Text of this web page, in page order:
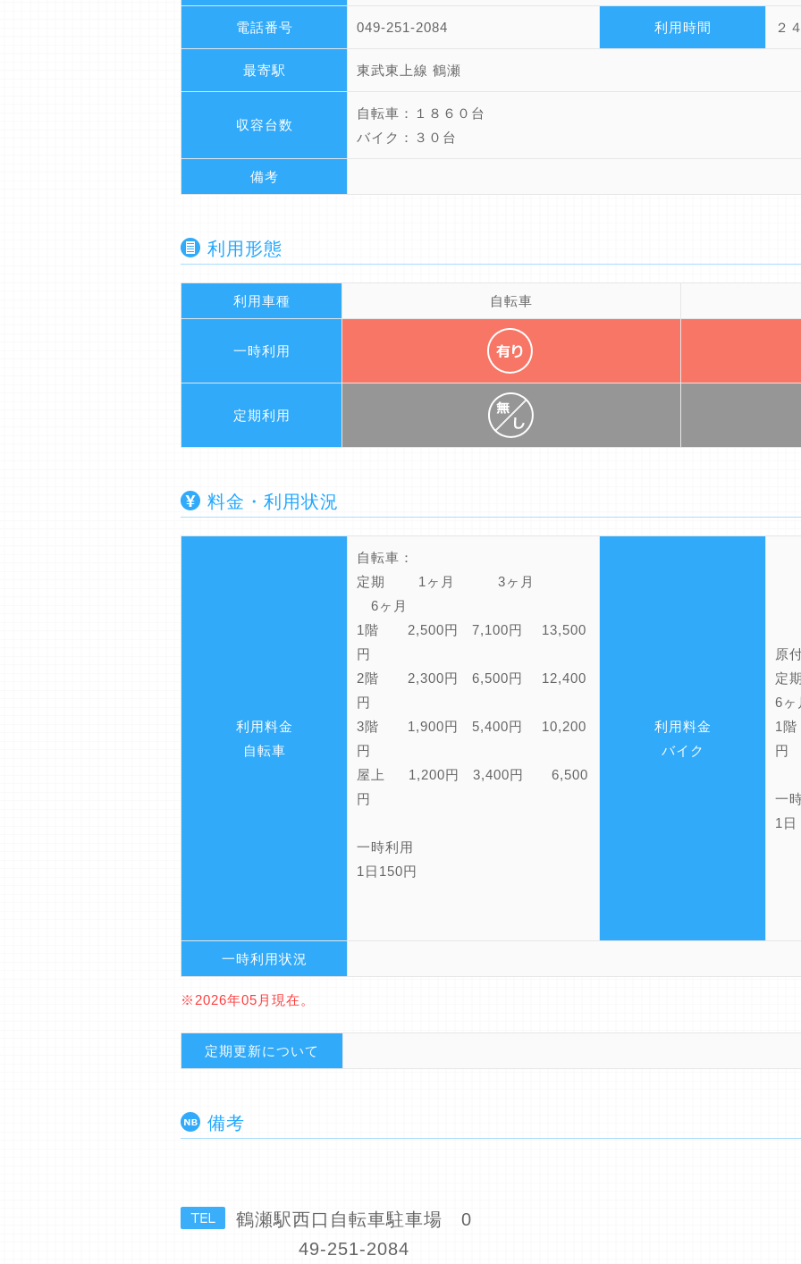
電話番号 049-251-2084 利用時間 ２
最寄駅 東武東上線 鶴瀬
収容台数
自転車：１８６０台
バイク：３０台
備考
利用形態
利用車種 自転車
一時利用
定期利用
料金・利用状況
利用料金
自転車
自転車：
定期 1ヶ月 3ヶ月
6ヶ月
1階 2,500円 7,100円 13,500
円
2階 2,300円 6,500円 12,400
円
3階 1,900円 5,400円 10,200
円
屋上 1,200円 3,400円 6,500
円
一時利用
1日150円
利用料金
バイク
原
6ヶ
1
円
一
1
一時利用状況
※2026年05月現在。
定期更新について
備考
鶴瀬駅西口自転車駐車場 0
49-251-2084